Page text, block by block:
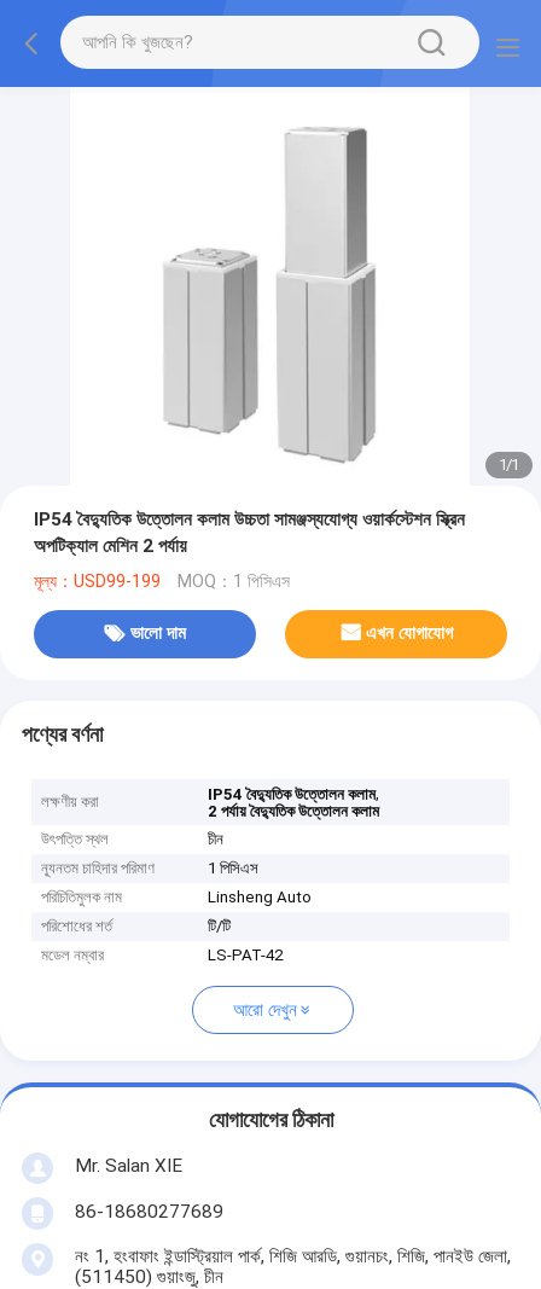
1/1
IP54 বৈদ্যুতিক উত্তোলন কলাম উচ্চতা সামঞ্জস্যযোগ্য ওয়ার্কস্টেশন স্ক্রিন
অপটিক্যাল মেশিন 2 পর্যায়
মূল্য：USD99-199 MOQ：1 পিসিএস
ভালো দাম এখন যোগাযোগ
পণ্যের বর্ণনা
লক্ষণীয় করা IP54 বৈদ্যুতিক উত্তোলন কলাম,
2 পর্যায় বৈদ্যুতিক উত্তোলন কলাম
উৎপত্তি স্থল
চীন
ন্যূনতম চাহিদার পরিমাণ
1 পিসিএস
পরিচিতিমুলক নাম
Linsheng Auto
পরিশোধের শর্ত
টি/টি
মডেল নম্বার
LS-PAT-42
আরো দেখুন
যোগাযোগের ঠিকানা
Mr. Salan XIE
86-18680277689
নং 1, হংবাফাং ইন্ডাস্ট্রিয়াল পার্ক, শিজি আরডি, গুয়ানচং, শিজি, পানইউ জেলা,
(511450) গুয়াংজু, চীন